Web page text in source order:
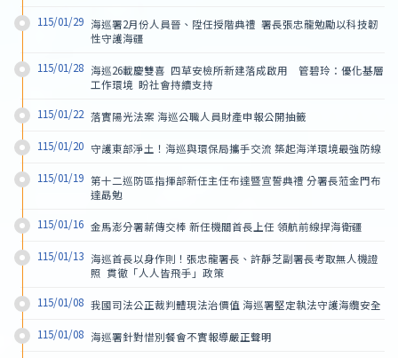
115/01/29 海巡署2月份人員晉、陞任授階典禮  署長張忠龍勉勵以科技韌
性守護海疆
115/01/28 海巡26載慶雙喜  四草安檢所新建落成啟用　管碧玲：優化基層
工作環境  盼社會持續支持
115/01/22 落實陽光法案 海巡公職人員財產申報公開抽籤
115/01/20 守護東部淨土！海巡與環保局攜手交流 築起海洋環境最強防線
115/01/19 第十二巡防區指揮部新任主任布達暨宣誓典禮 分署長蒞金門布
達勗勉
115/01/16 金馬澎分署薪傳交棒 新任機關首長上任 領航前線捍海衛疆
115/01/13 海巡首長以身作則！張忠龍署長、許靜芝副署長考取無人機證
照  貫徹「人人皆飛手」政策
115/01/08 我國司法公正裁判體現法治價值 海巡署堅定執法守護海纜安全
115/01/08 海巡署針對惜別餐會不實報導嚴正聲明